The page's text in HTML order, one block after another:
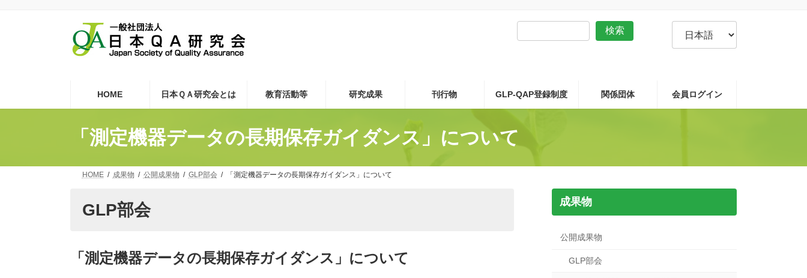
検索
を
HOME 日本ＱＡ研究会とは 教育活動等 研究成果 刊行物 GLP-QAP登録制度 関係団体 会員ログイン
「測定機器データの長期保存ガイダンス」について
HOME 成果物 公開成果物 GLP部会 「測定機器データの長期保存ガイダンス」について
GLP部会
「測定機器データの長期保存ガイダンス」について
成果物
公開成果物
GLP部会